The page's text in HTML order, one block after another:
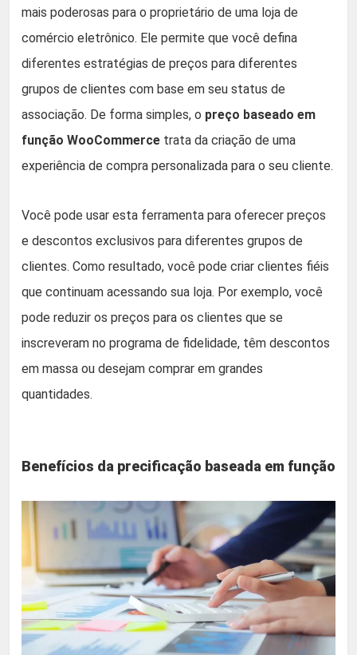
mais poderosas para o proprietário de uma loja de
comércio eletrônico. Ele permite que você defina
diferentes estratégias de preços para diferentes
grupos de clientes com base em seu status de
associação. De forma simples, o preço baseado em
função WooCommerce trata da criação de uma
experiência de compra personalizada para o seu cliente.
Você pode usar esta ferramenta para oferecer preços
e descontos exclusivos para diferentes grupos de
clientes. Como resultado, você pode criar clientes fiéis
que continuam acessando sua loja. Por exemplo, você
pode reduzir os preços para os clientes que se
inscreveram no programa de fidelidade, têm descontos
em massa ou desejam comprar em grandes
quantidades.
Benefícios da precificação baseada em função